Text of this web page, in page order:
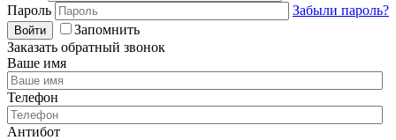
Пароль
Забыли пароль?
Войти
Запомнить
Заказать обратный звонок
Ваше имя
Телефон
Антибот